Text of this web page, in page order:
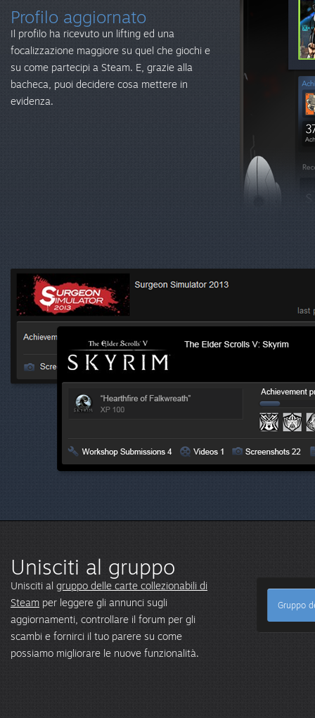
Profilo aggiornato
Il profilo ha ricevuto un lifting ed una
focalizzazione maggiore su quel che giochi e
su come partecipi a Steam. E, grazie alla
bacheca, puoi decidere cosa mettere in
evidenza.
Unisciti al gruppo
Unisciti al gruppo delle carte collezionabili di
Steam per leggere gli annunci sugli
aggiornamenti, controllare il forum per gli
scambi e fornirci il tuo parere su come
possiamo migliorare le nuove funzionalità.
Gruppo